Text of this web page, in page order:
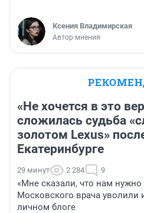
Ксения Владимирская
Автор мнения
«Не хочется в это
сложилась судьба
золотом Lexus»
Екатеринбурге
29 минут 2 284 9
«Мне сказали, что нам нужно
Московского врача уволили
личном блоге